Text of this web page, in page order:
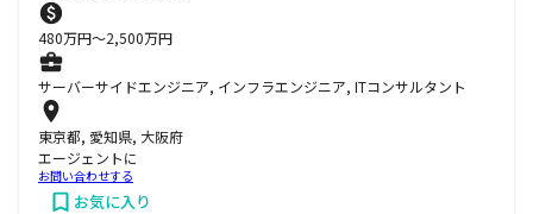
480万円〜2,500万円
サーバーサイドエンジニア, インフラエンジニア, ITコンサルタント
東京都, 愛知県, 大阪府
エージェントに
お問い合わせする
お気に入り